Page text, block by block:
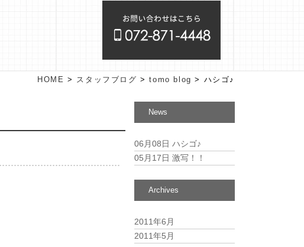
HOME > スタッフブログ >tomo blog > ハシゴ♪
News
06月08日 ハシゴ♪
05月17日 激写！！
Archives
2011年6月
2011年5月